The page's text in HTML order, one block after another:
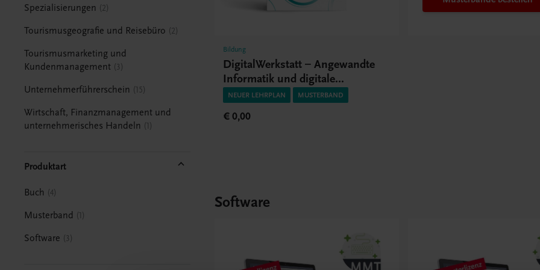
Spezialisierungen 2
Tourismusgeografie und Reisebüro 2
Tourismusmarketing und
Kundenmanagement
3
Unternehmerführerschein 15
Wirtschaft, Finanzmanagement und
unternehmerisches Handeln
1
Produktart
Buch 4
Musterband 1
Software 3
Bildung
DigitalWerkstatt – Angewandte
Informatik und digitale
Technologien I HLT/1 HF
NEUER LEHRPLAN MUSTERBAND
€ 0,00
Software